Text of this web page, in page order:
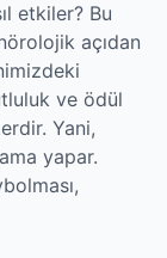
etkiler? Bu
açıdan
ve ödül
Yani,
yapar.